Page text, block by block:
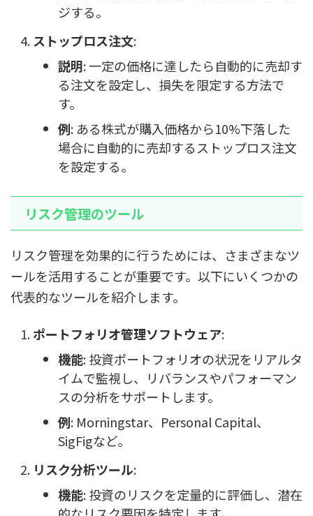
ジする。
ストップロス注文:
説明: 一定の価格に達したら自動的に売却す
る注文を設定し、損失を限定する方法で
す。
例: ある株式が購入価格から10%下落した
場合に自動的に売却するストップロス注文
を設定する。
リスク管理のツール
リスク管理を効果的に行うためには、さまざまなツ
ールを活用することが重要です。以下にいくつかの
代表的なツールを紹介します。
ポートフォリオ管理ソフトウェア:
機能: 投資ポートフォリオの状況をリアルタ
イムで監視し、リバランスやパフォーマン
スの分析をサポートします。
例: Morningstar、Personal Capital、
SigFigなど。
リスク分析ツール:
機能: 投資のリスクを定量的に評価し、潜在